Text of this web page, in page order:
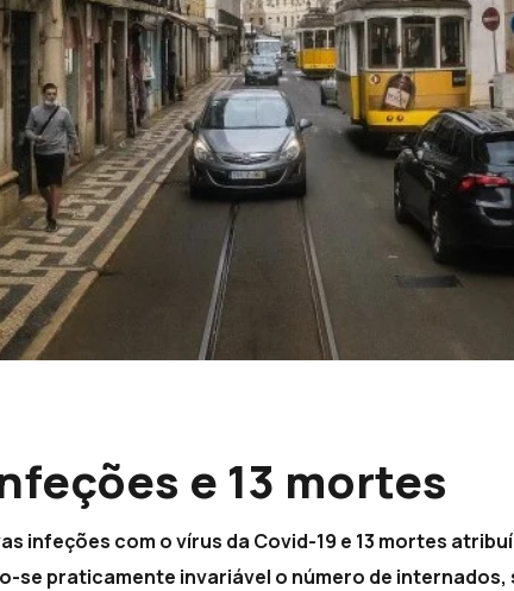
e 13 mortes
infeções com o vírus da Covid-19 e 13 mortes
se praticamente invariável o número de internados,